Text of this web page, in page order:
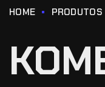
HOME PRODUTOS